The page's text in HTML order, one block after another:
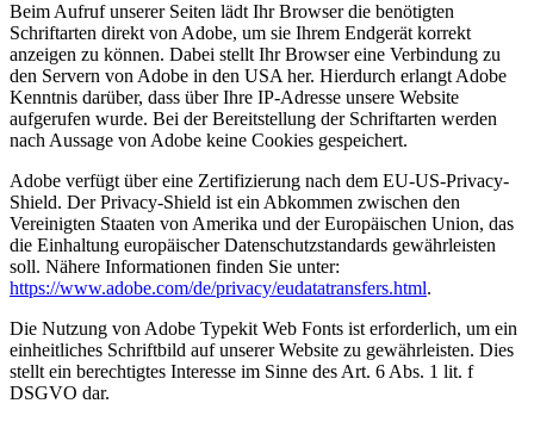
Beim Aufruf unserer Seiten lädt Ihr Browser die benötigten
Schriftarten direkt von Adobe, um sie Ihrem Endgerät korrekt
anzeigen zu können. Dabei stellt Ihr Browser eine Verbindung zu
den Servern von Adobe in den USA her. Hierdurch erlangt Adobe
Kenntnis darüber, dass über Ihre IP-Adresse unsere Website
aufgerufen wurde. Bei der Bereitstellung der Schriftarten werden
nach Aussage von Adobe keine Cookies gespeichert.
Adobe verfügt über eine Zertifizierung nach dem EU-US-Privacy-
Shield. Der Privacy-Shield ist ein Abkommen zwischen den
Vereinigten Staaten von Amerika und der Europäischen Union, das
die Einhaltung europäischer Datenschutzstandards gewährleisten
soll. Nähere Informationen finden Sie unter:
https://www.adobe.com/de/privacy/eudatatransfers.html.
Die Nutzung von Adobe Typekit Web Fonts ist erforderlich, um ein
einheitliches Schriftbild auf unserer Website zu gewährleisten. Dies
stellt ein berechtigtes Interesse im Sinne des Art. 6 Abs. 1 lit. f
DSGVO dar.